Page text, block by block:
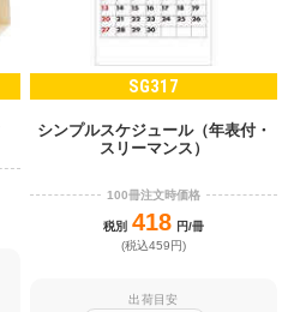
SG317
シンプルスケジュール（年表付・
スリーマンス）
100冊注文時価格
税別 418 円/冊
(税込459円)
出荷目安